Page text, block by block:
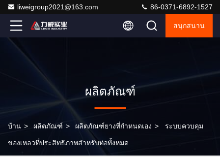
liweigroup2021@163.com 86-0371-6892-1527
สนุกสนาน
ผลิตภัณฑ์
บ้าน > ผลิตภัณฑ์ > ผลิตภัณฑ์ยางที่กําหนดเอง > ระบบควบคุม
ของเหลวที่ประสิทธิภาพสําหรับท่อทั้งหมด